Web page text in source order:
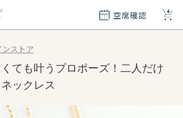
空席確認 +
ストア
ても叶うプロポーズ！二人だけ
ックレス